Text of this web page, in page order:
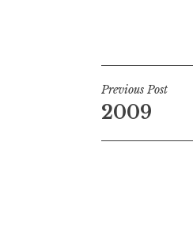
de
Previous Post
2009